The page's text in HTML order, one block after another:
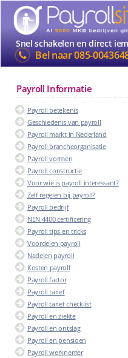
Snel schakelen en direct
Bel naar085-
Payroll Informatie
Payroll betekenis
Geschiedenis van payroll
Payroll markt in Nederland
Payroll brancheorganisatie
Payroll vormen
Payroll constructie
Voor wie is payroll interessant?
Zelf regelen bij payroll?
Payroll bedrijf
NEN 4400 certificering
Payroll tips en tricks
Voordelen payroll
Nadelen payroll
Kosten payroll
Payroll factor
Payroll tarief
Payroll tarief checklist
Payroll en ziekte
Payroll en ontslag
Payroll en pensioen
Payroll werknemer